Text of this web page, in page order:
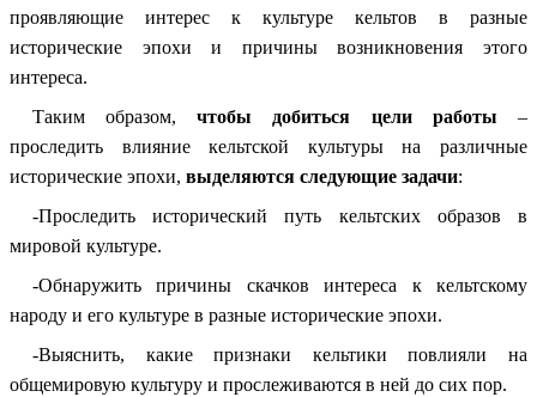
проявляющие интерес к культуре кельтов в разные
исторические эпохи и причины возникновения этого
интереса.
Таким образом,чтобы добиться цели работы –
проследить влияние кельтской культуры на различные
исторические эпохи, выделяются следующие задачи:
-Проследить исторический путь кельтских образов в
мировой культуре.
-Обнаружить причины скачков интереса к кельтскому
народу и его культуре в разные исторические эпохи.
-Выяснить, какие признаки кельтики повлияли на
общемировую культуру и прослеживаются в ней до сих пор.